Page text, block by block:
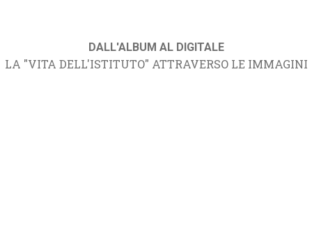
DALL'ALBUM AL DIGITALE
LA "VITA DELL'ISTITUTO" ATTRAVERSO LE IMMAGINI